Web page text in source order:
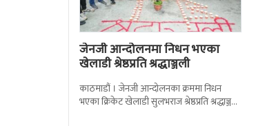
जेनजी आन्दोलनमा निधन भएका
खेलाडी श्रेष्ठप्रति श्रद्धाञ्जली
काठमाडौं । जेनजी आन्दोलनका क्रममा निधन
भएका क्रिकेट खेलाडी सुलभराज श्रेष्ठप्रति श्रद्धाञ्जली